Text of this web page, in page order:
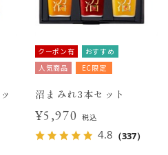
クーポン有
おすすめ
人気商品
EC限定
沼まみれ3本セット
¥5,970 税込
4.8 （337）